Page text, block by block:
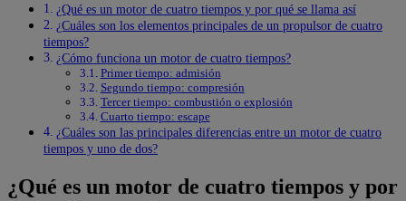
¿Qué es un motor de cuatro tiempos y por qué se llama así
¿Cuáles son los elementos principales de un propulsor de cuatro
tiempos?
¿Cómo funciona un motor de cuatro tiempos?
Primer tiempo: admisión
Segundo tiempo: compresión
Tercer tiempo: combustión o explosión
Cuarto tiempo: escape
¿Cuáles son las principales diferencias entre un motor de cuatro
tiempos y uno de dos?
¿Qué es un motor de cuatro tiempos y por